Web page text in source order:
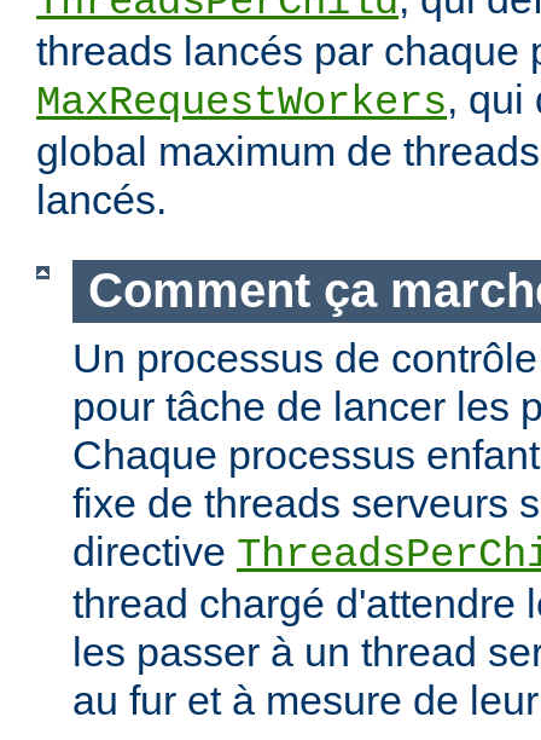
threads lancés par chaque
MaxRequestWorkers, qui
global maximum de
lancés.
Comment ça
Un processus de
pour tâche de lancer les
Chaque processus
fixe de threads serveurs
directive
thread chargé d'attendre
les passer à un thread
au fur et à mesure de